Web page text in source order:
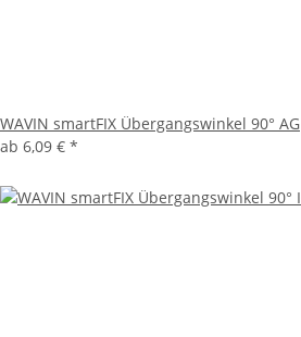
WAVIN smartFIX Übergangswinkel 90° AG
ab 6,09 € *